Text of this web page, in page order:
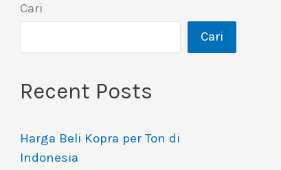
Cari
Cari
Recent Posts
Harga Beli Kopra per Ton di
Indonesia